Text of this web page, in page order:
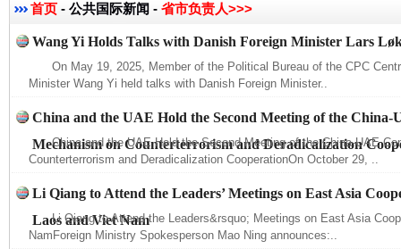
首页 - 公共国际新闻 - 省市负责人>>>
Wang Yi Holds Talks with Danish Foreign Minister Lars
On May 19, 2025, Member of the Political Bureau of the CPC
Minister Wang Yi held talks with Danish Foreign Minister..
China and the UAE Hold the Second Meeting of the China-
Mechanism on Counterterrorism and Deradicalization
China and the UAE Hold the Second Meeting of the China-UAE
Counterterrorism and Deradicalization CooperationOn October 29, ..
Li Qiang to Attend the Leaders’ Meetings on East Asia
Laos and Viet Nam
Li Qiang to Attend the Leaders&rsquo; Meetings on East Asia
NamForeign Ministry Spokesperson Mao Ning announces:..